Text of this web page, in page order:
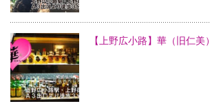
【上野広小路】華（旧仁美）